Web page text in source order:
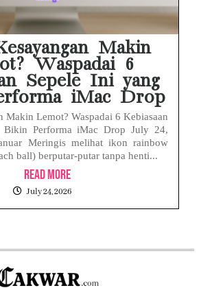
Makin
Waspadai 6
Sepele Ini yang
iMac Drop
Makin Lemot? Waspadai 6 Kebiasaan
Bikin Performa iMac Drop July 24,
Meringis melihat ikon rainbow
ball) berputar-putar tanpa henti...
Read More
July 24, 2026